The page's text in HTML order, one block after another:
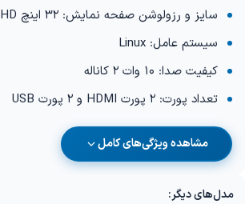
سایز و رزولوشن صفحه نمایش: 32 اینچ HD
سیستم عامل: Linux
کیفیت صدا: 10 وات 2 کاناله
تعداد پورت: 2 پورت HDMI و 2 پورت USB
مشاهده ویژگی‌های کامل
مدل‌های دیگر: